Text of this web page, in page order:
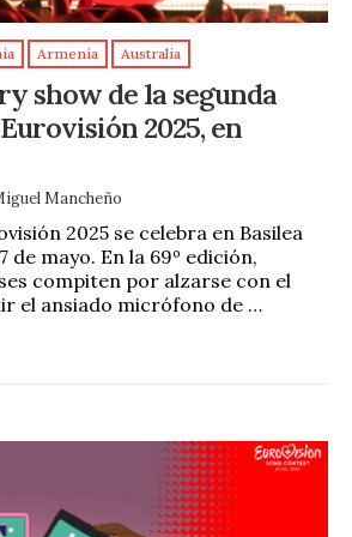
Armenia Australia
show de la segunda
2025, en
Mancheño
2025 se celebra en Basilea
de mayo. En la 69º edición,
compiten por alzarse con el
el ansiado micrófono de …